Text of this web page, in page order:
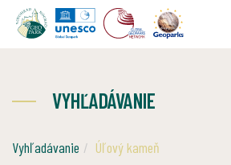
VYHĽADÁVANIE
Vyhľadávanie Úľový kameň